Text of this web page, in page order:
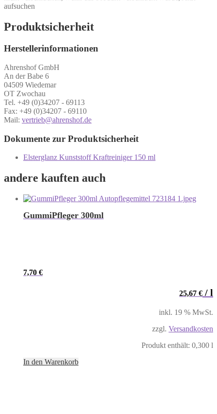
aufsuchen
Produktsicherheit
Herstellerinformationen
Ahrenshof GmbH
An der Babe 6
04509 Wiedemar
OT Zwochau
Tel. +49 (0)34207 - 69113
Fax: +49 (0)34207 - 69110
Mail: vertrieb@ahrenshof.de
Dokumente zur Produktsicherheit
Elsterglanz Kunststoff Kraftreiniger 150 ml
andere kauften auch
GummiPfleger 300ml
7,70 €
25,67 € / l
inkl. 19 % MwSt.
zzgl. Versandkosten
Produkt enthält: 0,300 l
In den Warenkorb